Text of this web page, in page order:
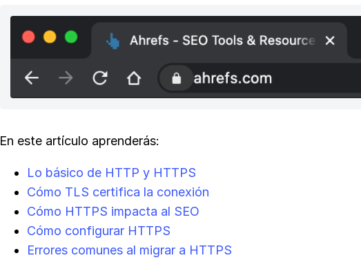
En este artículo aprenderás:
Lo básico de HTTP y HTTPS
Cómo TLS certifica la conexión
Cómo HTTPS impacta al SEO
Cómo configurar HTTPS
Errores comunes al migrar a HTTPS